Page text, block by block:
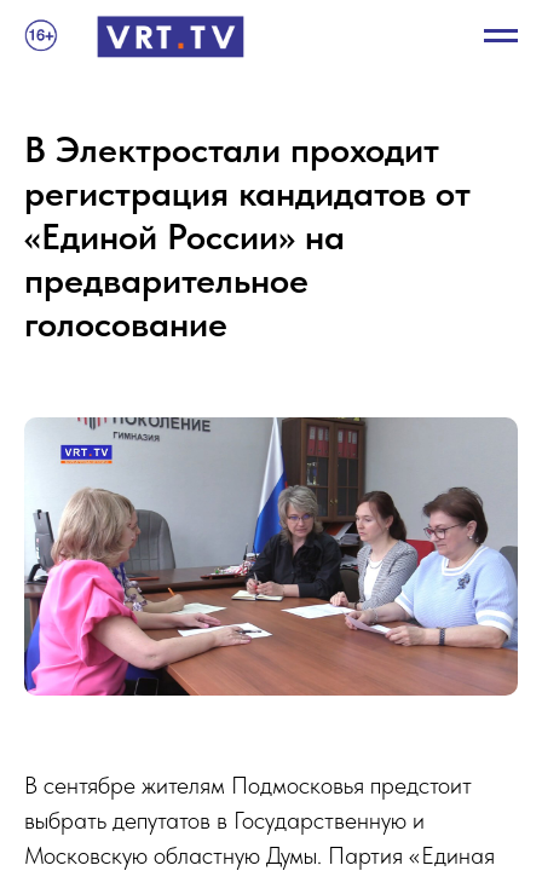
В Электростали проходит
регистрация кандидатов от
«Единой России» на
предварительное
голосование
В сентябре жителям Подмосковья предстоит
выбрать депутатов в Государственную и
Московскую областную Думы. Партия «Единая